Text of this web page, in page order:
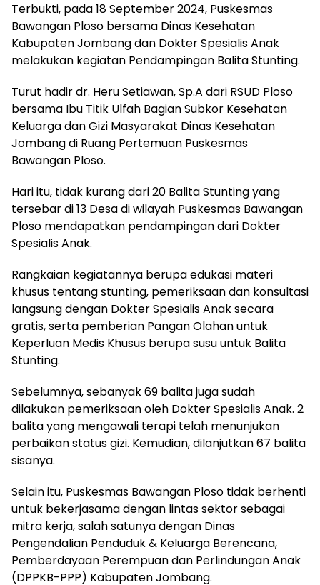
Terbukti, pada 18 September 2024, Puskesmas
Bawangan Ploso bersama Dinas Kesehatan
Kabupaten Jombang dan Dokter Spesialis Anak
melakukan kegiatan Pendampingan Balita Stunting.
Turut hadir dr. Heru Setiawan, Sp.A dari RSUD Ploso
bersama Ibu Titik Ulfah Bagian Subkor Kesehatan
Keluarga dan Gizi Masyarakat Dinas Kesehatan
Jombang di Ruang Pertemuan Puskesmas
Bawangan Ploso.
Hari itu, tidak kurang dari 20 Balita Stunting yang
tersebar di 13 Desa di wilayah Puskesmas Bawangan
Ploso mendapatkan pendampingan dari Dokter
Spesialis Anak.
Rangkaian kegiatannya berupa edukasi materi
khusus tentang stunting, pemeriksaan dan konsultasi
langsung dengan Dokter Spesialis Anak secara
gratis, serta pemberian Pangan Olahan untuk
Keperluan Medis Khusus berupa susu untuk Balita
Stunting.
Sebelumnya, sebanyak 69 balita juga sudah
dilakukan pemeriksaan oleh Dokter Spesialis Anak. 2
balita yang mengawali terapi telah menunjukan
perbaikan status gizi. Kemudian, dilanjutkan 67 balita
sisanya.
Selain itu, Puskesmas Bawangan Ploso tidak berhenti
untuk bekerjasama dengan lintas sektor sebagai
mitra kerja, salah satunya dengan Dinas
Pengendalian Penduduk & Keluarga Berencana,
Pemberdayaan Perempuan dan Perlindungan Anak
(DPPKB-PPP) Kabupaten Jombang.